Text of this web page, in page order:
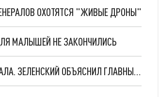
ОХОТЯТСЯ "ЖИВЫЕ ДРОНЫ"
МАЛЫШЕЙ НЕ ЗАКОНЧИЛИСЬ
"МЫ ВАС ЗАСТАВИМ": ЖУТКИЕ ДЕТАЛИ ОХОТЫ НА ГЕНЕРАЛА. ЗЕЛЕНСКИЙ ОБЪЯСНИЛ ГЛАВНЫЙ СМЫСЛ ТЕРАКТА В ЦЕНТРЕ МОСКВЫ